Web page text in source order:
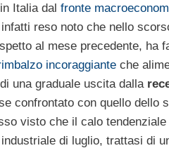
Italia dal fronte
reso noto che nello
al mese precedente, ha
incoraggianteche
una graduale uscita dalla
confrontato con quello dello
visto che il calo tendenziale
di luglio, trattasi di